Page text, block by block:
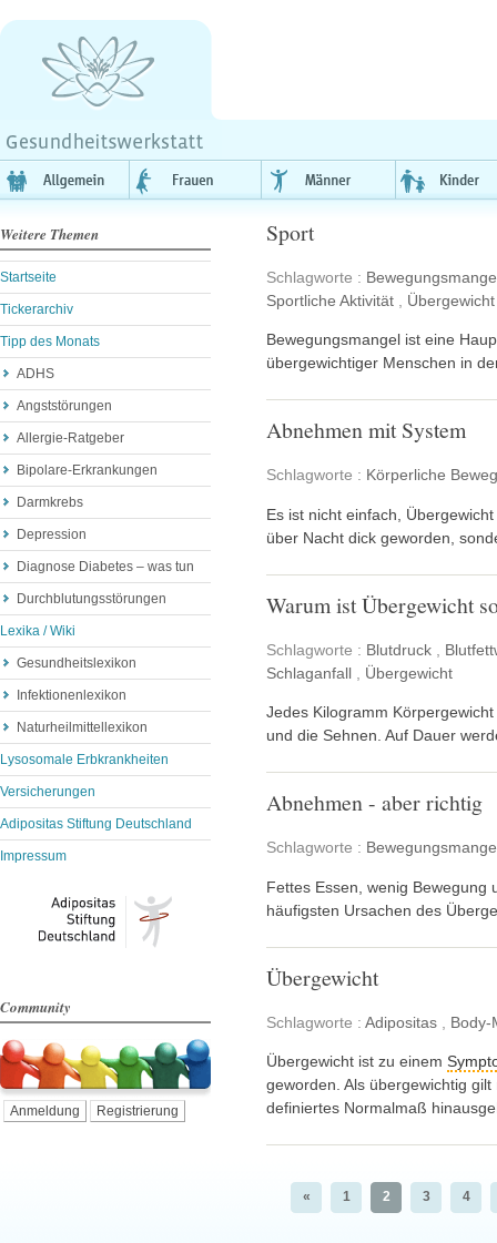
Weitere Themen
Startseite
Tickerarchiv
Tipp des Monats
ADHS
Angststörungen
Allergie-Ratgeber
Bipolare-Erkrankungen
Darmkrebs
Depression
Diagnose Diabetes – was tun
Durchblutungsstörungen
Lexika / Wiki
Gesundheitslexikon
Infektionenlexikon
Naturheilmittellexikon
Lysosomale Erbkrankheiten
Versicherungen
Adipositas Stiftung Deutschland
Impressum
Community
Anmeldung Registrierung
Sport
Schlagworte :
Sportliche Aktivität
Übergewicht
Bewegungsmangel ist eine
übergewichtiger Menschen in
Abnehmen mit System
Schlagworte : Körperliche
Es ist nicht einfach,
über Nacht dick geworden,
Warum ist Übergewicht
Schlagworte : Blutdruck
Schlaganfall
Übergewicht
Jedes Kilogramm
und die Sehnen. Auf Dauer
Abnehmen - aber richtig
Schlagworte :
Fettes Essen, wenig Bewegung
häufigsten Ursachen des
Übergewicht
Schlagworte : Adipositas Body-
Übergewicht ist zu einem
geworden. Als übergewichtig
definiertes Normalmaß
« 1 2 3 4